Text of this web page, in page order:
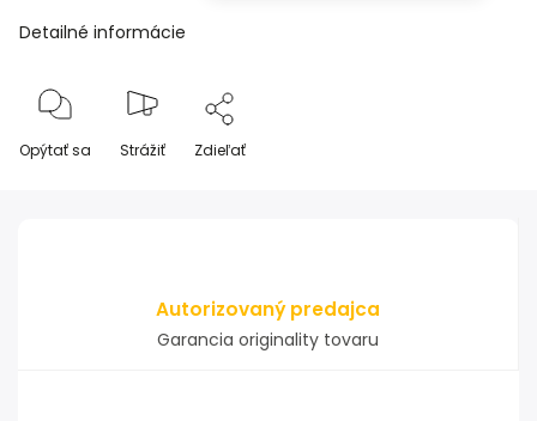
Detailné informácie
Opýtať sa Strážiť Zdieľať
Autorizovaný predajca
Garancia originality tovaru